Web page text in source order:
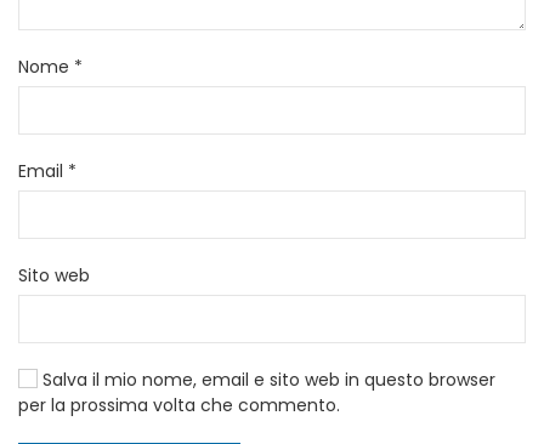
Nome *
Email *
Sito web
Salva il mio nome, email e sito web in questo browser
per la prossima volta che commento.